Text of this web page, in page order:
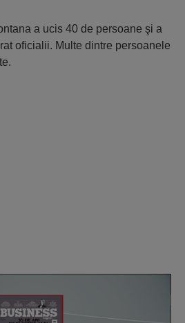
a ucis 40 de persoane şi a
oficialii. Multe dintre persoanele